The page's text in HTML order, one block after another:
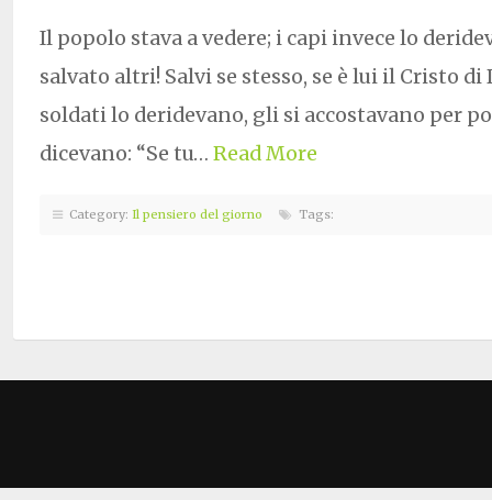
Il popolo stava a vedere; i capi invece lo
salvato altri! Salvi se stesso, se è lui il Cristo di
soldati lo deridevano, gli si accostavano per
dicevano: “Se tu… Read More
Category: Il pensiero del giorno Tags: